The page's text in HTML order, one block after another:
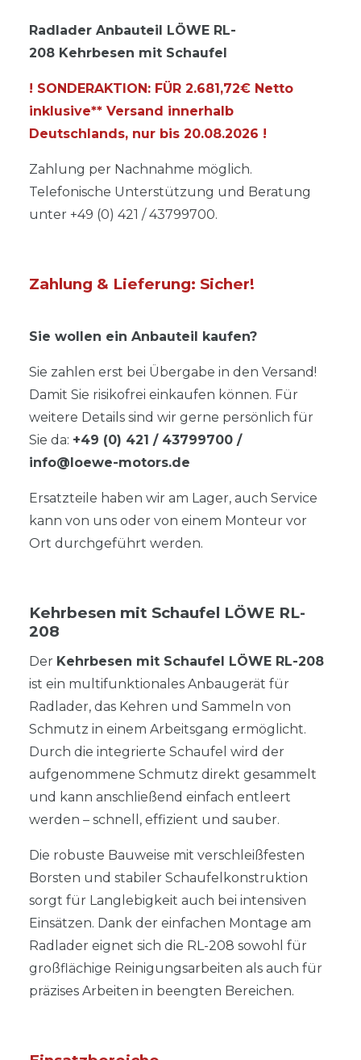
Radlader Anbauteil LÖWE RL-
208 Kehrbesen mit Schaufel
! SONDERAKTION: FÜR 2.681,72€ Netto
inklusive** Versand innerhalb
Deutschlands, nur bis 20.08.2026 !
Zahlung per Nachnahme möglich.
Telefonische Unterstützung und Beratung
unter +49 (0) 421 / 43799700.
Zahlung & Lieferung: Sicher!
Sie wollen ein Anbauteil kaufen?
Sie zahlen erst bei Übergabe in den Versand!
Damit Sie risikofrei einkaufen können. Für
weitere Details sind wir gerne persönlich für
Sie da: +49 (0) 421 / 43799700 /
info@loewe-motors.de
Ersatzteile haben wir am Lager, auch Service
kann von uns oder von einem Monteur vor
Ort durchgeführt werden.
Kehrbesen mit Schaufel LÖWE RL-
208
Der Kehrbesen mit Schaufel LÖWE RL-208
ist ein multifunktionales Anbaugerät für
Radlader, das Kehren und Sammeln von
Schmutz in einem Arbeitsgang ermöglicht.
Durch die integrierte Schaufel wird der
aufgenommene Schmutz direkt gesammelt
und kann anschließend einfach entleert
werden – schnell, effizient und sauber.
Die robuste Bauweise mit verschleißfesten
Borsten und stabiler Schaufelkonstruktion
sorgt für Langlebigkeit auch bei intensiven
Einsätzen. Dank der einfachen Montage am
Radlader eignet sich die RL-208 sowohl für
großflächige Reinigungsarbeiten als auch für
präzises Arbeiten in beengten Bereichen.